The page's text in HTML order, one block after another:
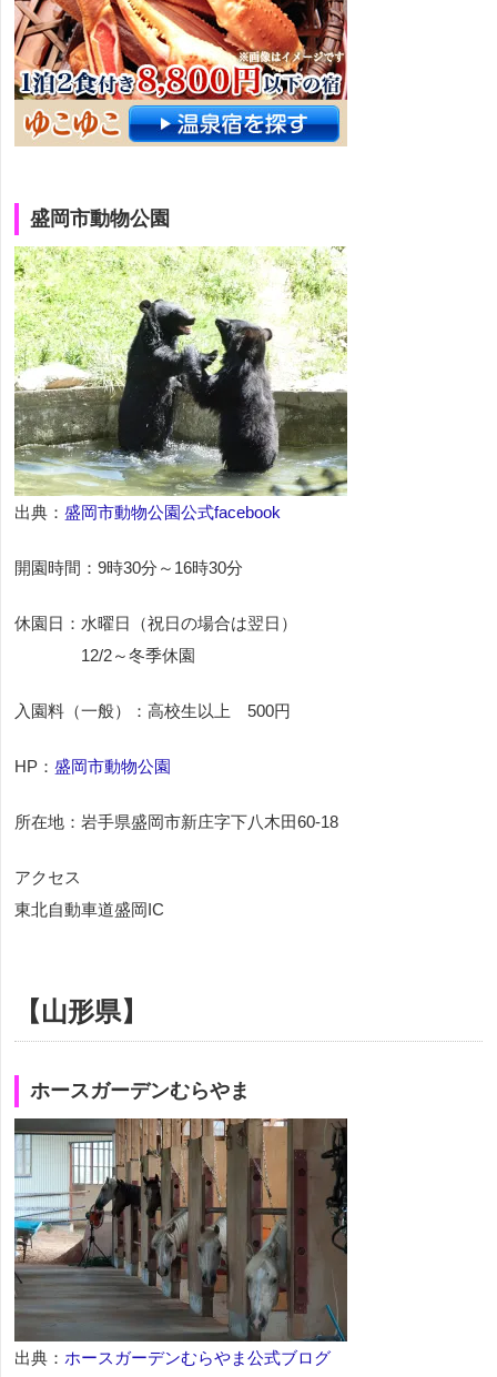
盛岡市動物公園
出典： 盛岡市動物公園公式facebook
開園時間：9時30分～16時30分
休園日：水曜日（祝日の場合は翌日）
12/2～冬季休園
入園料（一般）：高校生以上 500円
HP： 盛岡市動物公園
所在地：岩手県盛岡市新庄字下八木田60-18
アクセス
東北自動車道盛岡IC
【山形県】
ホースガーデンむらやま
出典： ホースガーデンむらやま公式ブログ